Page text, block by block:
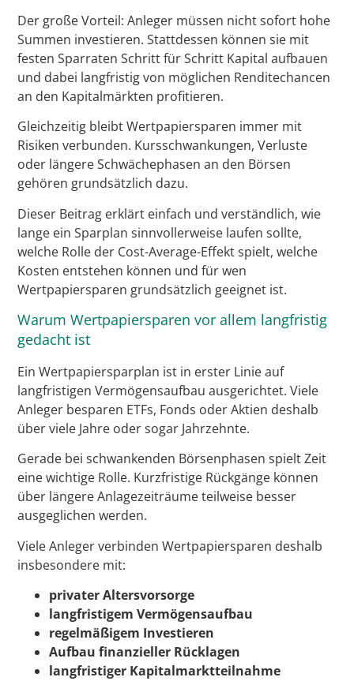
Der große Vorteil: Anleger müssen nicht sofort hohe
Summen investieren. Stattdessen können sie mit
festen Sparraten Schritt für Schritt Kapital aufbauen
und dabei langfristig von möglichen Renditechancen
an den Kapitalmärkten profitieren.
Gleichzeitig bleibt Wertpapiersparen immer mit
Risiken verbunden. Kursschwankungen, Verluste
oder längere Schwächephasen an den Börsen
gehören grundsätzlich dazu.
Dieser Beitrag erklärt einfach und verständlich, wie
lange ein Sparplan sinnvollerweise laufen sollte,
welche Rolle der Cost-Average-Effekt spielt, welche
Kosten entstehen können und für wen
Wertpapiersparen grundsätzlich geeignet ist.
Warum Wertpapiersparen vor allem langfristig
gedacht ist
Ein Wertpapiersparplan ist in erster Linie auf
langfristigen Vermögensaufbau ausgerichtet. Viele
Anleger besparen ETFs, Fonds oder Aktien deshalb
über viele Jahre oder sogar Jahrzehnte.
Gerade bei schwankenden Börsenphasen spielt Zeit
eine wichtige Rolle. Kurzfristige Rückgänge können
über längere Anlagezeiträume teilweise besser
ausgeglichen werden.
Viele Anleger verbinden Wertpapiersparen deshalb
insbesondere mit:
privater Altersvorsorge
langfristigem Vermögensaufbau
regelmäßigem Investieren
Aufbau finanzieller Rücklagen
langfristiger Kapitalmarktteilnahme